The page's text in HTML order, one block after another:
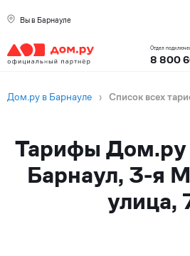
Вы в Барнауле
Отдел
8 800
Дом.ру в Барнауле › Список всех
Тарифы Дом.ру
Барнаул, 3-я
улица,